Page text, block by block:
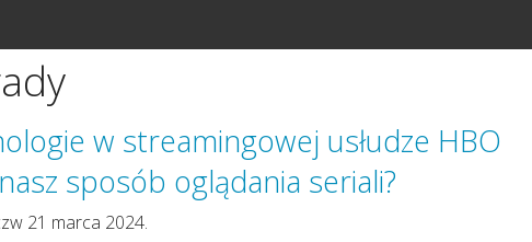
w streamingowej usłudze HBO
sposób oglądania seriali?
21 marca 2024.